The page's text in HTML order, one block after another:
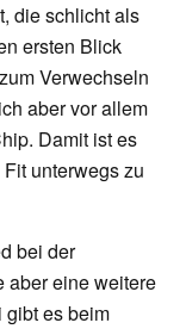
die schlicht als
ersten Blick
Verwechseln
aber vor allem
Damit ist es
unterwegs zu
bei der
aber eine weitere
gibt es beim